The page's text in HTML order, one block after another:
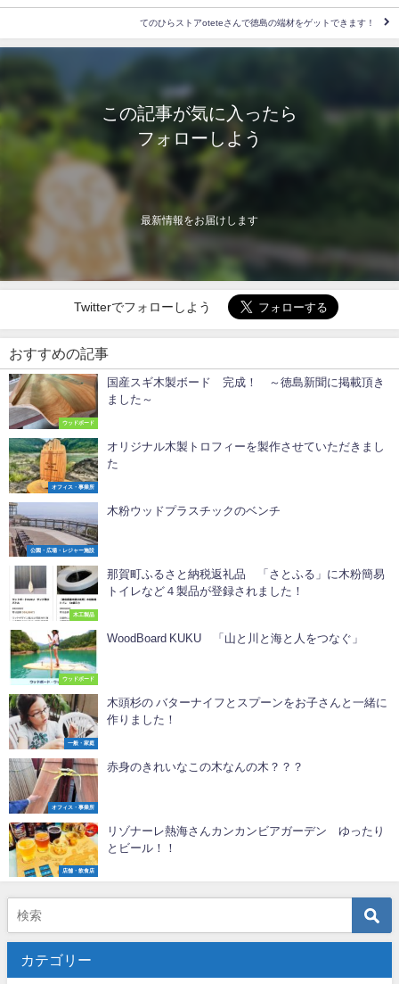
てのひらストアoteteさんで徳島の端材をゲットできます！
この記事が気に入ったら
フォローしよう
最新情報をお届けします
Twitterでフォローしよう
おすすめの記事
ウッドボード
国産スギ木製ボード 完成！ ～徳島新聞に掲載頂き
ました～
オフィス・事業所
オリジナル木製トロフィーを製作させていただきまし
た
公園・広場・レジャー施設
木粉ウッドプラスチックのベンチ
木工製品
那賀町ふるさと納税返礼品 「さとふる」に木粉簡易
トイレなど４製品が登録されました！
ウッドボード
WoodBoard KUKU 「山と川と海と人をつなぐ」
一般・家庭
木頭杉の バターナイフとスプーンをお子さんと一緒に
作りました！
オフィス・事業所
赤身のきれいなこの木なんの木？？？
店舗・飲食店
リゾナーレ熱海さんカンカンビアガーデン ゆったり
とビール！！
カテゴリー